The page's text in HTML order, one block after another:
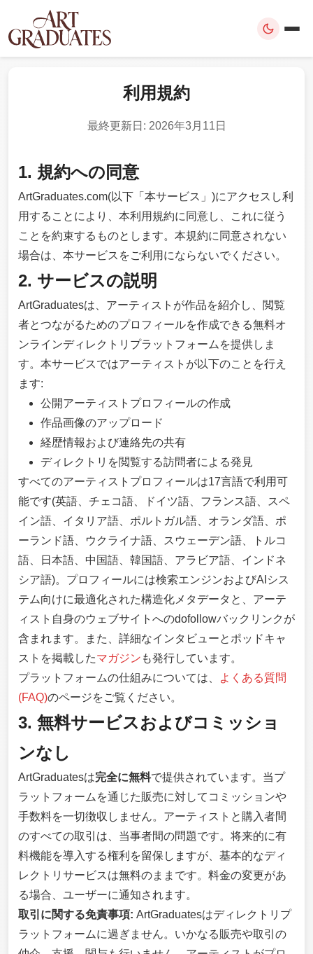
利用規約
最終更新日: 2026年3月11日
1. 規約への同意
ArtGraduates.com(以下「本サービス」)にアクセスし利
用することにより、本利用規約に同意し、これに従う
ことを約束するものとします。本規約に同意されない
場合は、本サービスをご利用にならないでください。
2. サービスの説明
ArtGraduatesは、アーティストが作品を紹介し、閲覧
者とつながるためのプロフィールを作成できる無料オ
ンラインディレクトリプラットフォームを提供しま
す。本サービスではアーティストが以下のことを行え
ます:
公開アーティストプロフィールの作成
作品画像のアップロード
経歴情報および連絡先の共有
ディレクトリを閲覧する訪問者による発見
すべてのアーティストプロフィールは17言語で利用可
能です(英語、チェコ語、ドイツ語、フランス語、スペ
イン語、イタリア語、ポルトガル語、オランダ語、ポ
ーランド語、ウクライナ語、スウェーデン語、トルコ
語、日本語、中国語、韓国語、アラビア語、インドネ
シア語)。プロフィールには検索エンジンおよびAIシス
テム向けに最適化された構造化メタデータと、アーテ
ィスト自身のウェブサイトへのdofollowバックリンクが
含まれます。また、詳細なインタビューとポッドキャ
ストを掲載したマガジン も発行しています。
プラットフォームの仕組みについては、
よくある質問
(FAQ)のページをご覧ください。
3. 無料サービスおよびコミッショ
ンなし
ArtGraduatesは完全に無料で提供されています。当プ
ラットフォームを通じた販売に対してコミッションや
手数料を一切徴収しません。アーティストと購入者間
のすべての取引は、当事者間の問題です。将来的に有
料機能を導入する権利を留保しますが、基本的なディ
レクトリサービスは無料のままです。料金の変更があ
る場合、ユーザーに通知されます。
取引に関する免責事項: ArtGraduatesはディレクトリプ
ラットフォームに過ぎません。いかなる販売や取引の